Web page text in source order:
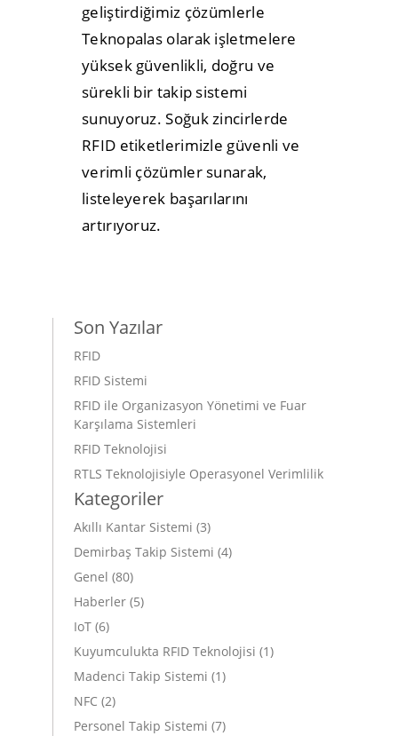
geliştirdiğimiz çözümlerle
Teknopalas olarak işletmelere
yüksek güvenlikli, doğru ve
sürekli bir takip sistemi
sunuyoruz. Soğuk zincirlerde
RFID etiketlerimizle güvenli ve
verimli çözümler sunarak,
listeleyerek başarılarını
artırıyoruz.
Son Yazılar
RFID
RFID Sistemi
RFID ile Organizasyon Yönetimi ve Fuar
Karşılama Sistemleri
RFID Teknolojisi
RTLS Teknolojisiyle Operasyonel Verimlilik
Kategoriler
Akıllı Kantar Sistemi (3)
Demirbaş Takip Sistemi (4)
Genel (80)
Haberler (5)
IoT (6)
Kuyumculukta RFID Teknolojisi (1)
Madenci Takip Sistemi (1)
NFC (2)
Personel Takip Sistemi (7)